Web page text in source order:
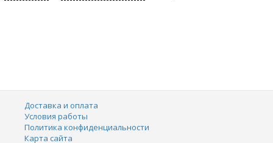
Доставка и оплата
Условия работы
Политика конфиденциальности
Карта сайта